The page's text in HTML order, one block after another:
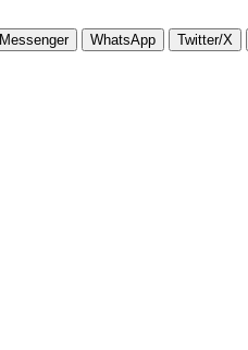
Messenger WhatsApp Twitter/X